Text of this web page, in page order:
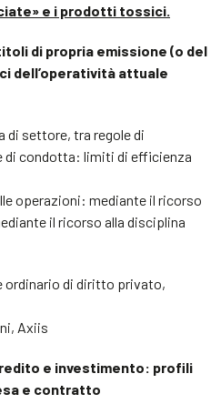
e i prodotti tossici.
di propria emissione (o del
dell’operatività attuale
di settore, tra regole di
di condotta: limiti di efficienza
operazioni: mediante il ricorso
il ricorso alla disciplina
ordinario di diritto privato,
Axiis
e investimento: profili
e contratto